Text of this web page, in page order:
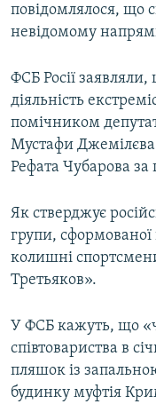
повідомлялося, що
невідомому
ФСБ Росії
діяльність
помічником
Мустафи Джемілєва
Рефата Чубарова
Як стверджує
групи, сформованої
колишні
Третьяков».
У ФСБ кажуть, що
співтовариства в
пляшок із
будинку муфтія